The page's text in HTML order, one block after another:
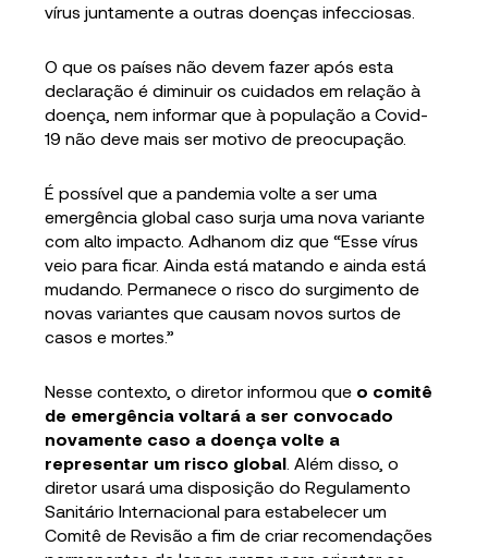
vírus juntamente a outras doenças infecciosas.
O que os países não devem fazer após esta
declaração é diminuir os cuidados em relação à
doença, nem informar que à população a Covid-
19 não deve mais ser motivo de preocupação.
É possível que a pandemia volte a ser uma
emergência global caso surja uma nova variante
com alto impacto. Adhanom diz que “Esse vírus
veio para ficar. Ainda está matando e ainda está
mudando. Permanece o risco do surgimento de
novas variantes que causam novos surtos de
casos e mortes.”
Nesse contexto, o diretor informou que o comitê
de emergência voltará a ser convocado
novamente caso a doença volte a
representar um risco global . Além disso, o
diretor usará uma disposição do Regulamento
Sanitário Internacional para estabelecer um
Comitê de Revisão a fim de criar recomendações